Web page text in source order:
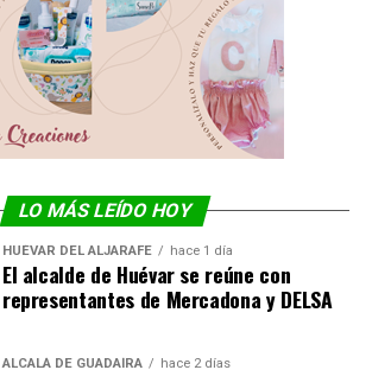
LO MÁS LEÍDO HOY
HUÉVAR DEL ALJARAFE hace 1 día
El alcalde de Huévar se reúne con
representantes de Mercadona y DELSA
ALCALÁ DE GUADAÍRA hace 2 días